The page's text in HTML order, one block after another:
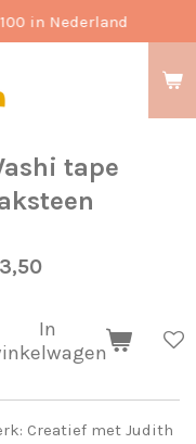
in Nederland
tape
In
Creatief met Judith